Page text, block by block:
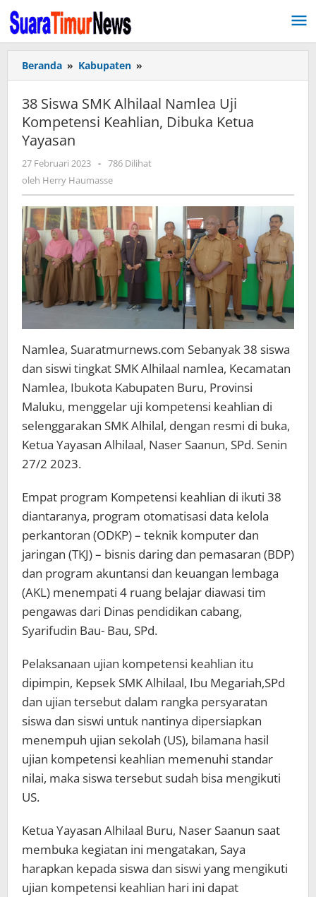
Lewati
ke
konten
Beranda » Kabupaten »
Siswa
SMK
Alhilaal
Namlea
Keahlian,
Ketua
Yayasan
38 Siswa SMK Alhilaal Namlea Uji
Kompetensi Keahlian, Dibuka Ketua
Yayasan
27 Februari 2023 oleh
Herry
- 786 Dilihat
oleh Herry Haumasse
Namlea, Suaratmurnews.com Sebanyak 38 siswa
dan siswi tingkat SMK Alhilaal namlea, Kecamatan
Namlea, Ibukota Kabupaten Buru, Provinsi
Maluku, menggelar uji kompetensi keahlian di
selenggarakan SMK Alhilal, dengan resmi di buka,
Ketua Yayasan Alhilaal, Naser Saanun, SPd. Senin
27/2 2023.
Empat program Kompetensi keahlian di ikuti 38
diantaranya, program otomatisasi data kelola
perkantoran (ODKP) – teknik komputer dan
jaringan (TKJ) – bisnis daring dan pemasaran (BDP)
dan program akuntansi dan keuangan lembaga
(AKL) menempati 4 ruang belajar diawasi tim
pengawas dari Dinas pendidikan cabang,
Syarifudin Bau- Bau, SPd.
Pelaksanaan ujian kompetensi keahlian itu
dipimpin, Kepsek SMK Alhilaal, Ibu Megariah,SPd
dan ujian tersebut dalam rangka persyaratan
siswa dan siswi untuk nantinya dipersiapkan
menempuh ujian sekolah (US), bilamana hasil
ujian kompetensi keahlian memenuhi standar
nilai, maka siswa tersebut sudah bisa mengikuti
US.
Ketua Yayasan Alhilaal Buru, Naser Saanun saat
membuka kegiatan ini mengatakan, Saya
harapkan kepada siswa dan siswi yang mengikuti
ujian kompetensi keahlian hari ini dapat